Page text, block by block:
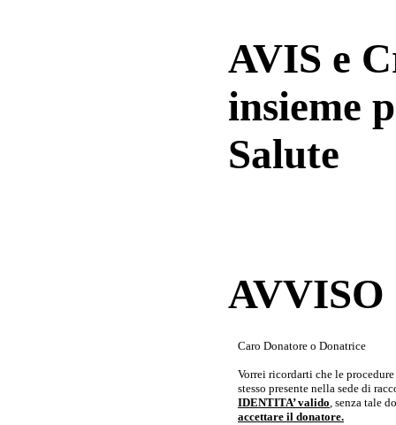
AVIS e
insieme
Salute
Caro Donatore o Donatrice
Vorrei ricordarti che le
stesso presente nella sede di
IDENTITA’ valido, senza tale
accettare il donatore.